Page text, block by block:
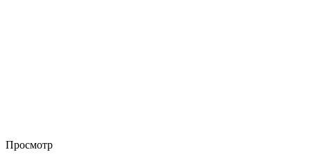
Просмотр